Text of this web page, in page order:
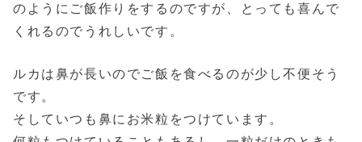
のようにご飯作りをするのですが、とっても喜んで
くれるのでうれしいです。
ルカは鼻が長いのでご飯を食べるのが少し不便そう
です。
そしていつも鼻にお米粒をつけています。